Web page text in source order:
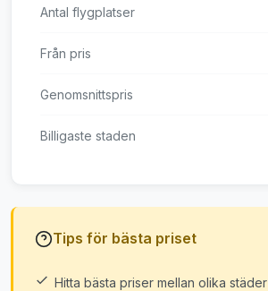
Antal flygplatser
Från pris
Genomsnittspris
Billigaste staden
Tips för bästa priset
Hitta bästa priser mellan olika städer